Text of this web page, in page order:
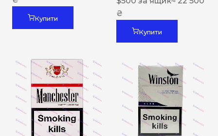
Купити
₴
Купити